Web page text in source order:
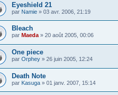
Eyeshield 21
par Namie » 03 avr. 2006, 21:19
Bleach
par Maeda » 20 août 2005, 00:06
One piece
par Orphey » 26 juin 2005, 12:24
Death Note
par Kasuga » 01 janv. 2007, 15:14